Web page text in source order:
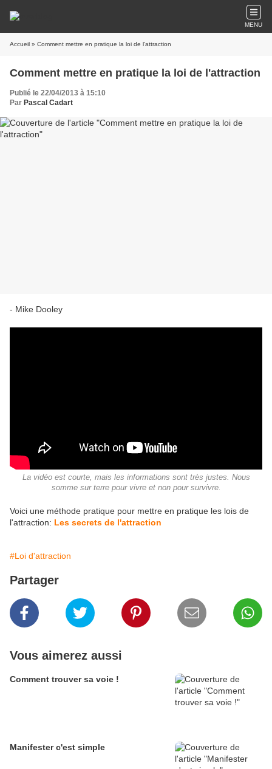
MENU
Accueil » Comment mettre en pratique la loi de l'attraction
Comment mettre en pratique la loi de l'attraction
Publié le 22/04/2013 à 15:10
Par Pascal Cadart
- Mike Dooley
La vidéo est courte, mais les informations sont très justes. Nous
somme sur terre pour vivre et non pour survivre.
Voici une méthode pratique pour mettre en pratique les lois de
l'attraction: Les secrets de l'attraction
#Loi d'attraction
Partager
Vous aimerez aussi
Comment trouver sa voie !
Manifester c'est simple